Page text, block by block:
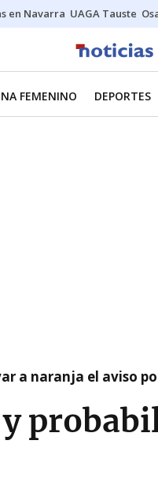
en Navarra UAGA Tauste
FEMENINO DEPORTES
a naranja el aviso